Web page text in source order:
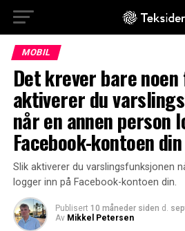
MOBIL
Det krever bare
aktiverer du
når en annen person
Facebook-kontoen din
Slik aktiverer du varslingsfunksjonen
logger inn på Facebook-kontoen din.
Publisert 10 måneder siden d.
Av Mikkel Petersen